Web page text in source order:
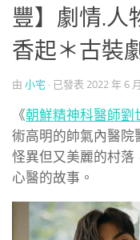
豐】劇情.人
香起＊古裝劇
由 小宅 · 已發表 2022 年 6
《朝鮮精神科醫師劉
術高明的帥氣內醫院
怪異但又美麗的村落
心醫的故事。